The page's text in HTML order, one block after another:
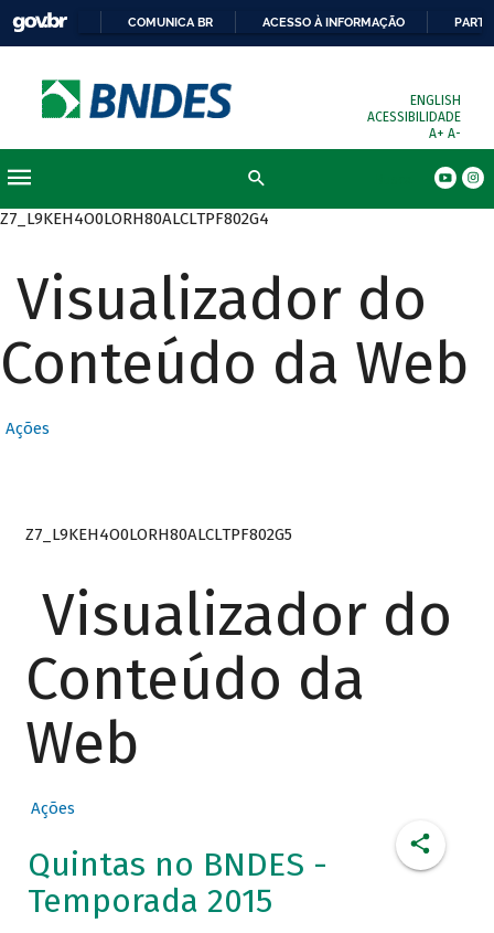
COMUNICA BR ACESSO À INFORMAÇÃO
ENGLISH
ACESSIBILIDADE
A+ A-
Z7_L9KEH4O0LORH80ALCLTPF802G4
Visualizador do
Conteúdo da Web
Ações
Z7_L9KEH4O0LORH80ALCLTPF802G5
Visualizador do
Conteúdo da
Web
Ações
Quintas no BNDES -
Temporada 2015